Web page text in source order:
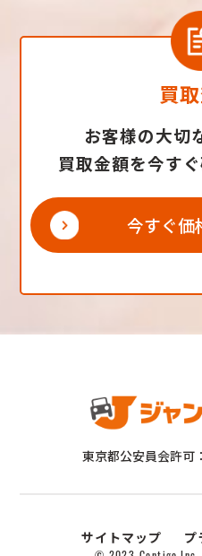
買
お客様の大切
買取金額を今す
今すぐ価
東京都公安員会許可
サイトマップ プ